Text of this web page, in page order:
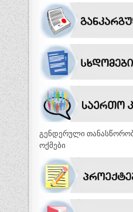
გენდერული
ოქმები